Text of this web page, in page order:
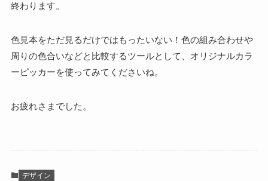
終わります。
色見本をただ見るだけではもったいない！色の組み合わせや
周りの色合いなどと比較するツールとして、オリジナルカラ
ーピッカーを使ってみてくださいね。
お疲れさまでした。
デザイン